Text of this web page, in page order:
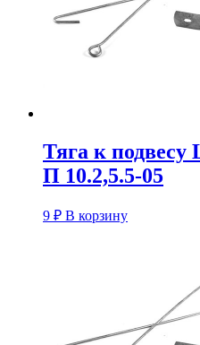
Тяга к
П 10.2,5.5-05
9 ₽ В корзину